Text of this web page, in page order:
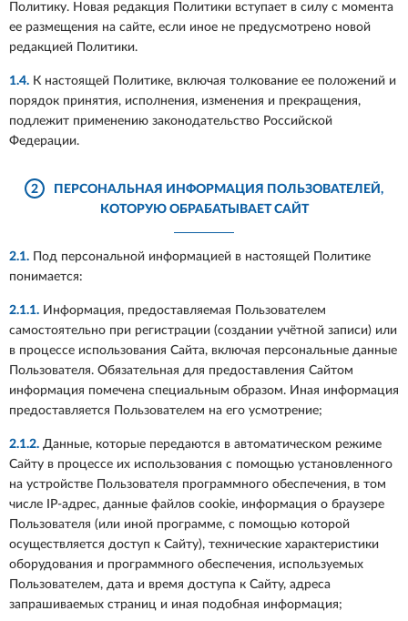
Политику. Новая редакция Политики вступает в силу с момента
ее размещения на сайте, если иное не предусмотрено новой
редакцией Политики.
1.4. К настоящей Политике, включая толкование ее положений и
порядок принятия, исполнения, изменения и прекращения,
подлежит применению законодательство Российской
Федерации.
2
ПЕРСОНАЛЬНАЯ ИНФОРМАЦИЯ ПОЛЬЗОВАТЕЛЕЙ,
КОТОРУЮ ОБРАБАТЫВАЕТ САЙТ
2.1. Под персональной информацией в настоящей Политике
понимается:
2.1.1. Информация, предоставляемая Пользователем
самостоятельно при регистрации (создании учётной записи) или
в процессе использования Сайта, включая персональные данные
Пользователя. Обязательная для предоставления Сайтом
информация помечена специальным образом. Иная информация
предоставляется Пользователем на его усмотрение;
2.1.2. Данные, которые передаются в автоматическом режиме
Сайту в процессе их использования с помощью установленного
на устройстве Пользователя программного обеспечения, в том
числе IP-адрес, данные файлов cookie, информация о браузере
Пользователя (или иной программе, с помощью которой
осуществляется доступ к Сайту), технические характеристики
оборудования и программного обеспечения, используемых
Пользователем, дата и время доступа к Сайту, адреса
запрашиваемых страниц и иная подобная информация;